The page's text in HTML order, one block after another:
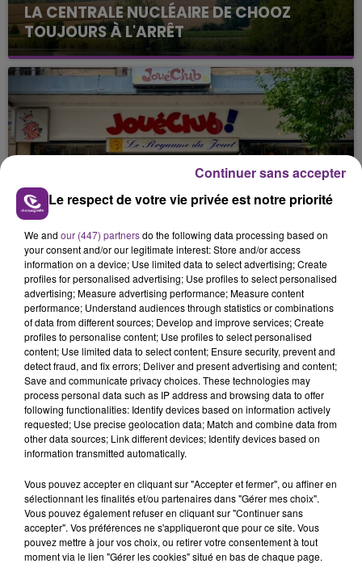
LA CENTRALE NUCLÉAIRE DE CHOOZ
TOUJOURS À L'ARRÊT
Cela fait déjà une semaine que la centrale
nucléaire ardennaise est à l'arrêt. Une situation
justifiée par la sécheresse intense qui est toujours
présente.
LE MAGASIN JOUÉCLUB DE REIMS FERME
SES PORTES
C'était l'une des institutions du centre-ville
rémois. Le magasin JouéClub est contraint de
fermer ses portes.
TITRES DIFFUSÉS
12h50
12h50
PHARRELL WILLIAMS
Happy
12h46
12h46
ADELE CASTILLON
Ete Avec Toi
Le respect de votre vie privée est notre priorité
We and our (447) partnersdo the following data processing based on
your consent and/or our legitimate interest: Store and/or access
information on a device; Use limited data to select advertising; Create
profiles for personalised advertising; Use profiles to select personalised
advertising; Measure advertising performance; Measure content
performance; Understand audiences through statistics or combinations
of data from different sources; Develop and improve services; Create
profiles to personalise content; Use profiles to select personalised
content; Use limited data to select content; Ensure security, prevent and
detect fraud, and fix errors; Deliver and present advertising and content;
Save and communicate privacy choices. These technologies may
process personal data such as IP address and browsing data to offer
following functionalities: Identify devices based on information actively
requested; Use precise geolocation data; Match and combine data from
other data sources; Link different devices; Identify devices based on
information transmitted automatically.
Vous pouvez accepter en cliquant sur "Accepter et fermer", ou affiner en
sélectionnant les finalités et/ou partenaires dans "Gérer mes choix".
Vous pouvez également refuser en cliquant sur "Continuer sans
accepter". Vos préférences ne s'appliqueront que pour ce site. Vous
pouvez mettre à jour vos choix, ou retirer votre consentement à tout
moment via le lien "Gérer les cookies" situé en bas de chaque page.
Continuer sans accepter